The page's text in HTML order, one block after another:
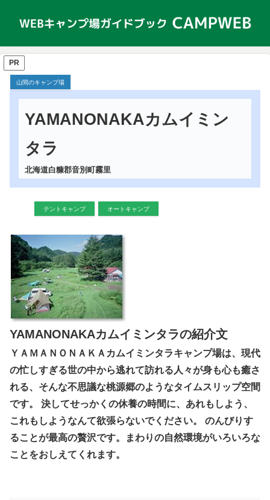
PR
山間のキャンプ場
YAMANONAKAカムイミン
タラ
北海道白糠郡音別町霧里
テントキャンプ オートキャンプ
YAMANONAKAカムイミンタラの紹介文
ＹＡＭＡＮＯＮＡＫＡカムイミンタラキャンプ場は、現代
の忙しすぎる世の中から逃れて訪れる人々が身も心も癒さ
れる、そんな不思議な桃源郷のようなタイムスリップ空間
です。 決してせっかくの休養の時間に、あれもしよう、
これもしようなんて欲張らないでください。 のんびりす
ることが最高の贅沢です。まわりの自然環境がいろいろな
ことをおしえてくれます。